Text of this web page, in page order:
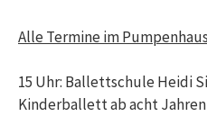
Alle Termine im
15 Uhr: Ballettschule Heidi
Kinderballett ab acht Jahren